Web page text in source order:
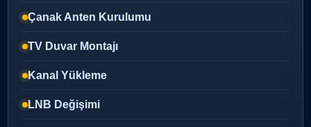
Çanak Anten Kurulumu
TV Duvar Montajı
Kanal Yükleme
LNB Değişimi